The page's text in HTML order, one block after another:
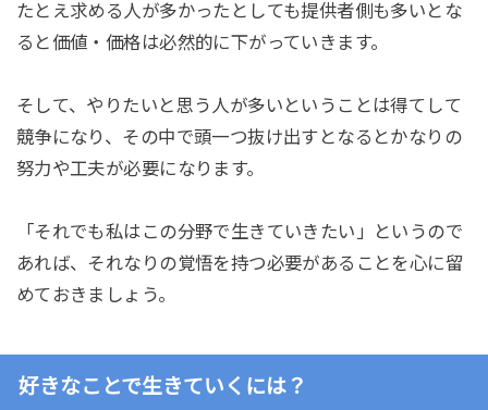
たとえ求める人が多かったとしても提供者側も多いとな
ると価値・価格は必然的に下がっていきます。
そして、やりたいと思う人が多いということは得てして
競争になり、その中で頭一つ抜け出すとなるとかなりの
努力や工夫が必要になります。
「それでも私はこの分野で生きていきたい」というので
あれば、それなりの覚悟を持つ必要があることを心に留
めておきましょう。
好きなことで生きていくには？